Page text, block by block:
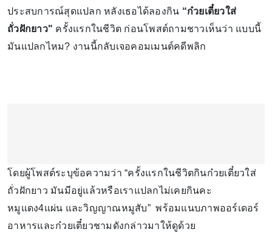
ประสบการณ์สุดแปลก หลังเธอได้ลองกิน “ก๋วยเตี๋ยวใส่
ถั่วฝักยาว" ครั้งแรกในชีวิต ก่อนโพสต์ถามชาวเห็นว่า แบบนี้
มันแปลกไหม? งานนี้กลับเจอคอมเมนต์คดีพลิก
โดยผู้โพสต์ระบุข้อความว่า “ครั้งแรกในชีวิตกินก๋วยเตี๋ยวใส่
ถั่วฝักยาว มันมีอยู่แล้วหรือเราแปลกไม่เคยกินคะ
หมูแดง4แผ่น และวิญญาณหมูสับ” พร้อมแนบภาพออร์เดอร์
อาหารและก๋วยเตี๋ยวชามดังกล่าวมาให้ดูด้วย